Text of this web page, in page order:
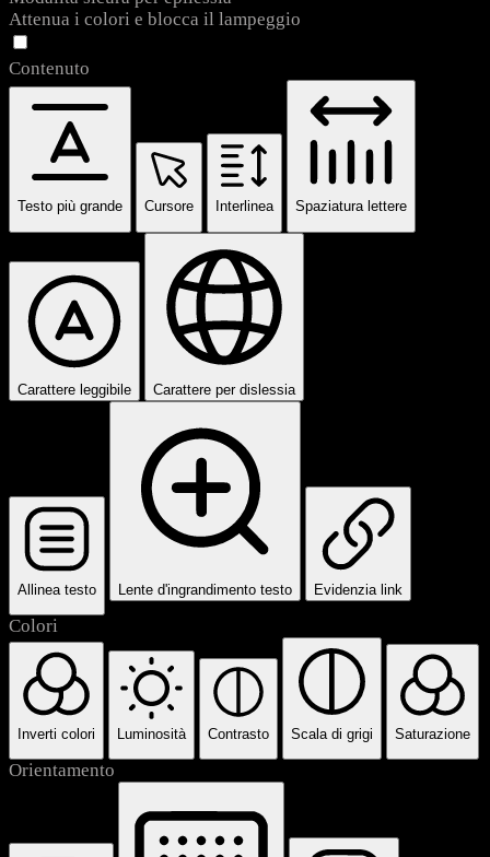
Attenua i colori e blocca il lampeggio
Contenuto
Testo più grande Cursore Interlinea Spaziatura lettere
Carattere leggibile Carattere per dislessia
Allinea testo Lente d'ingrandimento testo Evidenzia link
Colori
Inverti colori Luminosità Contrasto Scala di grigi Saturazione
Orientamento